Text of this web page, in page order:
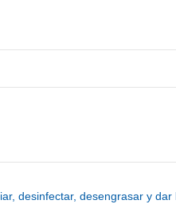
desinfectar, desengrasar y